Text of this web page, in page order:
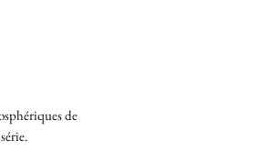
de